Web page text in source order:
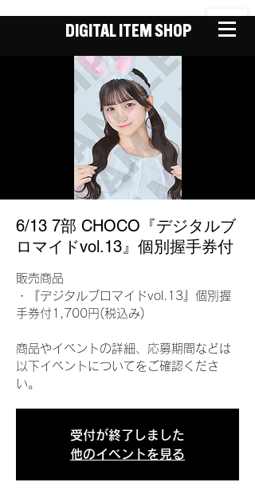
DIGITAL ITEM SHOP
6/13 7部 CHOCO『デジタルブ
ロマイドvol.13』個別握手券付
販売商品
・『デジタルブロマイドvol.13』個別握
手券付1,700円(税込み)
商品やイベントの詳細、応募期間などは
以下イベントについてをご確認くださ
い。
受付が終了しました
他のイベントを見る